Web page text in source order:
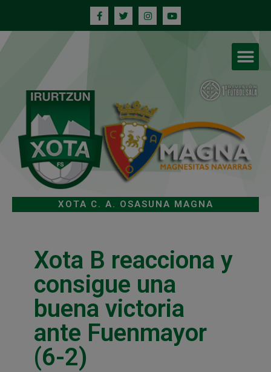
XOTA C. A. OSASUNA MAGNA
Xota B reacciona y
consigue una
buena victoria
ante Fuenmayor
(6-2)